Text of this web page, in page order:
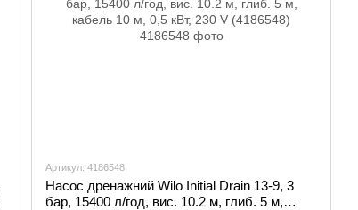
Артикул: 4186548
Насос дренажний Wilo Initial Drain 13-9, 3
бар, 15400 л/год, вис. 10.2 м, глиб. 5 м,